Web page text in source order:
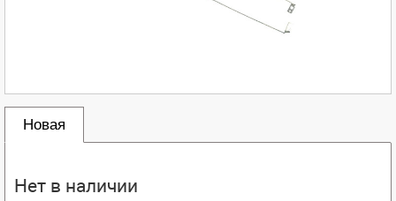
Новая
Нет в наличии